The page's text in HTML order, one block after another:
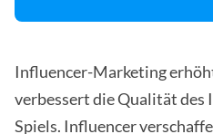
Influencer-Marketing
verbessert die Qualität des
Spiels. Influencer